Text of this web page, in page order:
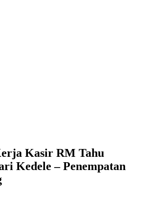
Kasir RM Tahu
Kedele – Penempatan